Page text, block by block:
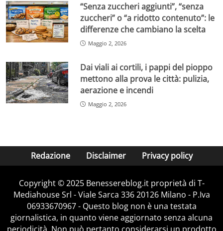
“Senza zuccheri aggiunti”, “senza
zuccheri” o “a ridotto contenuto”: le
differenze che cambiano la scelta
Maggio 2, 2026
Dai viali ai cortili, i pappi del pioppo
mettono alla prova le città: pulizia,
aerazione e incendi
Maggio 2, 2026
Redazione Disclaimer Privacy policy
Copyright © 2025 Benessereblog.it proprietà di T-
Mediahouse Srl - Viale Sarca 336 20126 Milano - P.Iva
06933670967 - Questo blog non è una testata
giornalistica, in quanto viene aggiornato senza alcuna